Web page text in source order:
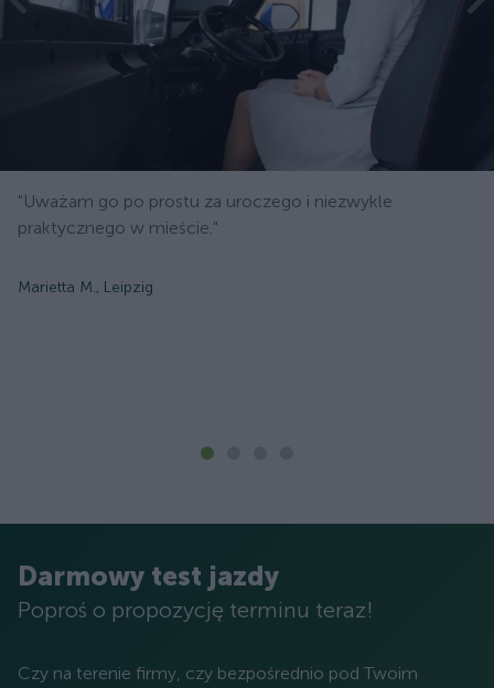
"Uważam go po prostu za uroczego i niezwykle
praktycznego w mieście."
Marietta M., Leipzig
Darmowy test jazdy
Poproś o propozycję terminu teraz!
Czy na terenie firmy, czy bezpośrednio pod Twoim